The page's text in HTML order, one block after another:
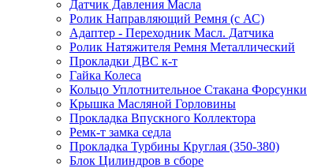
Датчик Давления Масла
Ролик Направляющий Ремня (с АС)
Адаптер - Переходник Масл. Датчика
Ролик Натяжителя Ремня Металлический
Прокладки ДВС к-т
Гайка Колеса
Кольцо Уплотнительное Стакана Форсунки
Крышка Масляной Горловины
Прокладка Впускного Коллектора
Ремк-т замка седла
Прокладка Турбины Круглая (350-380)
Блок Цилиндров в сборе